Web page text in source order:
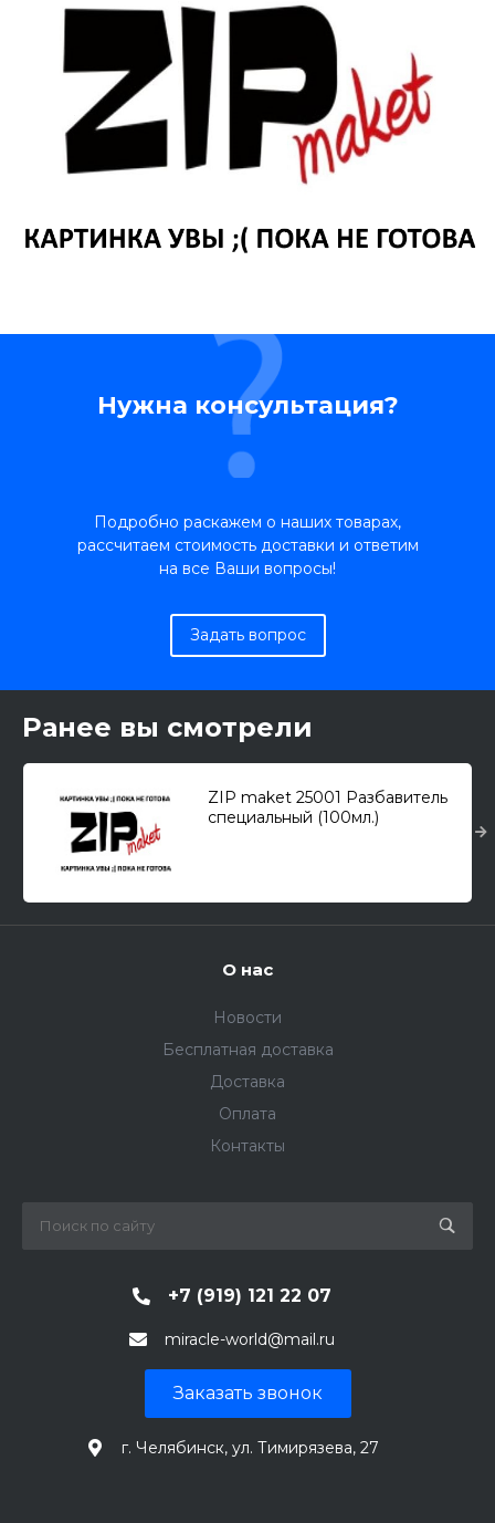
Нужна консультация?
Подробно раскажем о наших товарах,
рассчитаем стоимость доставки и ответим
на все Ваши вопросы!
Задать вопрос
Ранее вы смотрели
ZIP maket 25001 Разбавитель
специальный (100мл.)
О нас
Новости
Бесплатная доставка
Доставка
Оплата
Контакты
+7 (919) 121 22 07
miracle-world@mail.ru
Заказать звонок
г. Челябинск, ул. Тимирязева, 27